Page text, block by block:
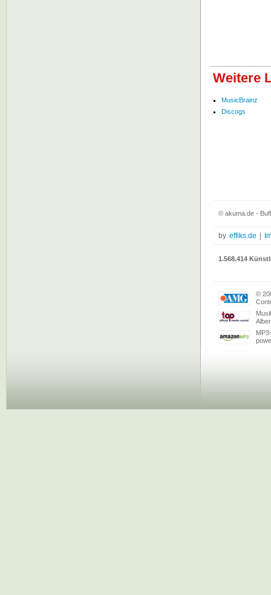
Weitere
MusicBrainz
Discogs
© akuma.de -
by effiks.de
1.568.414
©